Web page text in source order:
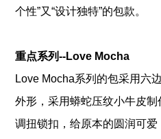
个性”又“设计独特”的包款。
重点系列--Love Mocha
Love Mocha系列的包采用六
外形，采用蟒蛇压纹小牛皮
调扭锁扣，给原本的圆润可